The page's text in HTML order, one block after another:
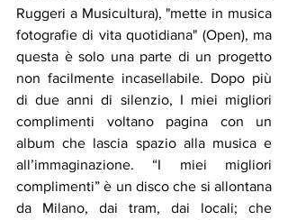
Ruggeri a Musicultura), "mette in musica
fotografie di vita quotidiana" (Open), ma
questa è solo una parte di un progetto
non facilmente incasellabile. Dopo più
di due anni di silenzio, I miei migliori
complimenti voltano pagina con un
album che lascia spazio alla musica e
all’immaginazione. “I miei migliori
complimenti” è un disco che si allontana
da Milano, dai tram, dai locali; che